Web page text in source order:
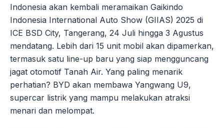
Indonesia akan kembali meramaikan Gaikindo
Indonesia International Auto Show (GIIAS) 2025 di
ICE BSD City, Tangerang, 24 Juli hingga 3 Agustus
mendatang. Lebih dari 15 unit mobil akan dipamerkan,
termasuk satu line-up baru yang siap mengguncang
jagat otomotif Tanah Air. Yang paling menarik
perhatian? BYD akan membawa Yangwang U9,
supercar listrik yang mampu melakukan atraksi
menari dan melompat.